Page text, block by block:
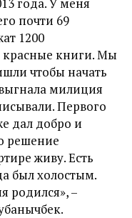
почти 69
1200
красные книги. Мы
чтобы начать
милиция
Первого
дал добро и
решение
живу. Есть
был холостым.
родился», –